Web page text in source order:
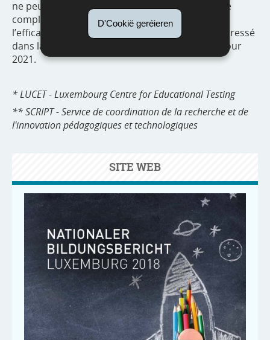
D'Cookië geréieren
ne peut par conséquent pas fournir une analyse
complète de leur impact. Un premier bilan de
l’efficacité des réformes engagées pourra être dressé
dans la prochaine édition du rapport, prévue pour
2021.
* LUCET - Luxembourg Centre for Educational Testing
** SCRIPT - Service de coordination de la recherche et de
l'innovation pédagogiques et technologiques
SITE WEB